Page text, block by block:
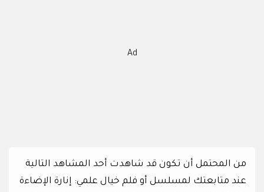
Ad
من المحتمل أن تكون قد شاهدت أحد المشاهد التالية
عند متابعتك لمسلسل أو فلم خيال علمي: إنارة الإضاءة